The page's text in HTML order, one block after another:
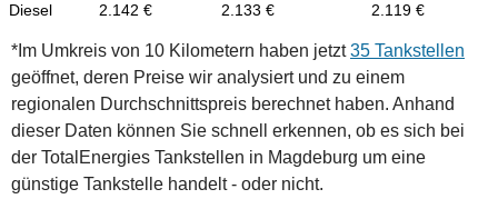
Diesel
2.142 € 2.133 € 2.119 €
*Im Umkreis von 10 Kilometern haben jetzt35 Tankstellen
geöffnet, deren Preise wir analysiert und zu einem
regionalen Durchschnittspreis berechnet haben. Anhand
dieser Daten können Sie schnell erkennen, ob es sich bei
der TotalEnergies Tankstellen in Magdeburg um eine
günstige Tankstelle handelt - oder nicht.